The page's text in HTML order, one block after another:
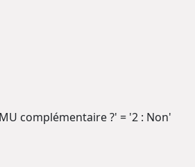
complémentaire ?' = '2 : Non'